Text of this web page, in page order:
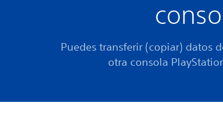
Puedes transferir (copiar) datos
otra consola